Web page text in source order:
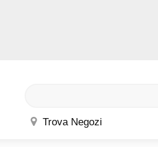
Trova Negozi